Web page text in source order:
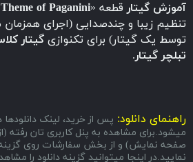
آموزش گیتار قطعه «of Paganini
تنظیم زیبا و چندصدایی (اجرای همزمان
توسط یک گیتار) برای تکنوازی گیتار
تبلچر گیتار.
راهنمای دانلود: پس از خرید، لینک دانلودها
میشود.برای مشاهده به پنل کاربری تان رفته
صفحه نمایش) و از بخش سفارشات روی
نمایید.در اینجا میتوانید گزینه دانلود را